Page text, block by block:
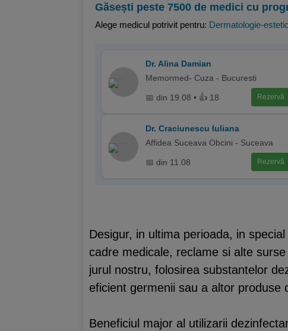
Găsești peste 7500 de medici cu
Alege medicul potrivit pentru: Dermatologie-
Dr. Alina Damian
Memormed- Cuza - Bucuresti
📅 din 19.08 • 👍 18 Rezervă
Dr. Craciunescu Iuliana
Affidea Suceava Obcini - Suceava
📅 din 11.08 Rezervă
Desigur, in ultima perioada, in
cadre medicale, reclame si alte
jurul nostru, folosirea substantelor
eficient germenii sau a altor produse
Beneficiul major al utilizarii